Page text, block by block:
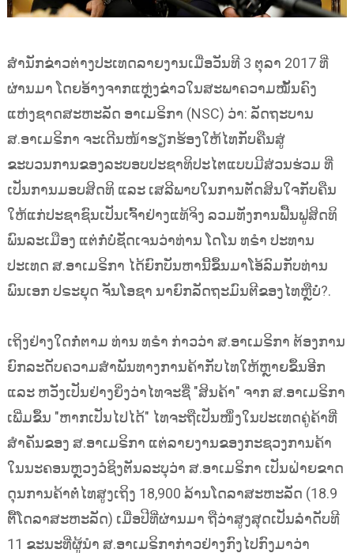
ສຳນັກຂ່າວຕ່າງປະເທດລາຍງານເມື່ອວັນທີ 3 ຕຸລາ 2017 ທີ່
ຜ່ານມາ ໂດຍອ້າງຈາກແຫຼ່ງຂ່າວໃນສະພາຄວາມໝັ້ນຄົງ
ແຫ່ງຊາດສະຫະລັດ ອາເມຣິກາ (NSC) ວ່າ: ລັດຖະບານ
ສ.ອາເມຣິກາ ຈະເດີນໜ້າຮຽກຮ້ອງໃຫ້ໄທກັບຄືນສູ່
ຂະບວນການຂອງລະບອບປະຊາທິປະໄຕແບບມີສ່ວນຮ່ວມ ທີ່
ເປັນການມອບສິດທິ ແລະ ເສລີພາບໃນການຕັດສິນໃຈກັບຄືນ
ໃຫ້ແກ່ປະຊາຊົນເປັນເຈົ້າຢ່າງແທ້ຈິງ ລວມທັງການຟື້ນຟູສິດທິ
ພົນລະເມືອງ ແຕ່ກໍ່ບໍ່ຊັດເຈນວ່າທ່ານ ໂດໂນ ທຣຳ ປະທານ
ປະເທດ ສ.ອາເມຣິກາ ໄດ້ຍົກບັນຫານີ້ຂຶ້ນມາໂອ້ລົມກັບທ່ານ
ພົນເອກ ປຣະຍຸດ ຈັນໂອຊາ ນາຍົກລັດຖະມົນຕີຂອງໄທຫຼືບໍ່?.
ເຖິງຢ່າງໃດກໍ່ຕາມ ທ່ານ ທຣຳ ກ່າວວ່າ ສ.ອາເມຣິກາ ຕ້ອງການ
ຍົກລະດັບຄວາມສຳພັນທາງການຄ້າກັບໄທໃຫ້ຫຼາຍຂຶ້ນອີກ
ແລະ ຫວັງເປັນຢ່າງຍິ່ງວ່າໄທຈະຊື່ "ສິນຄ້າ" ຈາກ ສ.ອາເມຣິກາ
ເພີ່ມຂຶ້ນ "ຫາກເປັນໄປໄດ້" ໄທຈະຖືເປັນໜຶ່ງໃນປະເທດຄູ່ຄ້າທີ່
ສຳຄັນຂອງ ສ.ອາເມຣິກາ ແຕ່ລາຍງານຂອງກະຊວງການຄ້າ
ໃນນະຄອນຫຼວງວໍຊິງຕັນລະບຸວ່າ ສ.ອາເມຣິກາ ເປັນຝ່າຍຂາດ
ດຸນການຄ້າຕໍ່ໄທສູງເຖິງ 18,900 ລ້ານໂດລາສະຫະລັດ (18.9
ຕື້ໂດລາສະຫະລັດ) ເມື່ອປີທີ່ຜ່ານມາ ຖືວ່າສູງສຸດເປັນລຳດັບທີ
11 ຂະນະທີ່ຜູ້ນຳ ສ.ອາເມຣິກາກ່າວຢ່າງກົງໄປກົງມາວ່າ